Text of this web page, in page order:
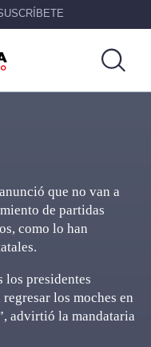
que no van a
de partidas
como lo han
los presidentes
los moches en
advirtió la mandataria